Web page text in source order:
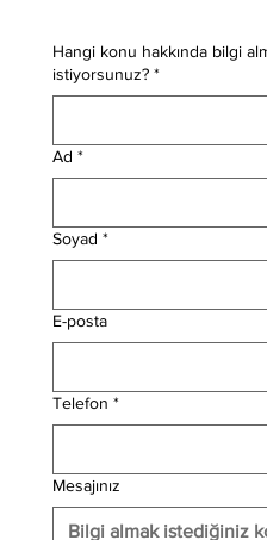
Hangi konu hakkında bilgi
istiyorsunuz? *
Ad *
Soyad *
E-posta
Telefon *
Mesajınız